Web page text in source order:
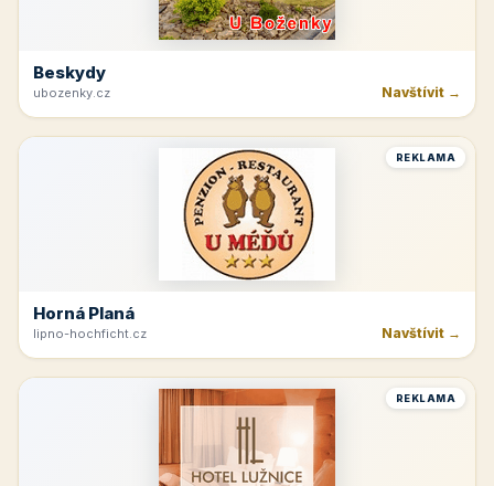
Beskydy
ubozenky.cz Navštívit →
REKLAMA
Horná Planá
lipno-hochficht.cz Navštívit →
REKLAMA